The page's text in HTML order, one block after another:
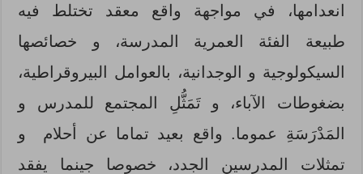
انعدامها، في مواجهة واقع معقد تختلط فيه
طبيعة الفئة العمرية المدرسة، و خصائصها
السيكولوجية و الوجدانية، بالعوامل البيروقراطية،
بضغوطات الآباء، و تَمَثُّلِ المجتمع للمدرس و
المَدْرَسَةِ عموما. واقع بعيد تماما عن أحلام و
تمثلات المدرسين الجدد، خصوصا جينما يفقد